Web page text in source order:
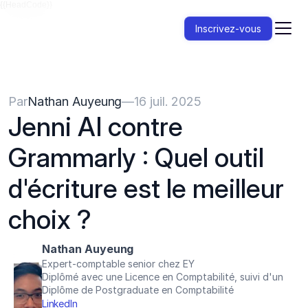
Inscrivez-vous
ParNathan Auyeung—16 juil. 2025
Jenni AI contre
Grammarly : Quel outil
d'écriture est le meilleur
choix ?
Nathan Auyeung
Expert-comptable senior chez EY
Diplômé avec une Licence en Comptabilité, suivi d'un
Diplôme de Postgraduate en Comptabilité
LinkedIn